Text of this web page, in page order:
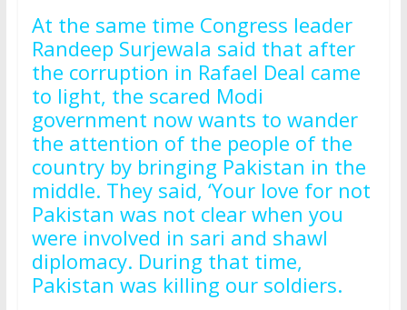
At the same time Congress leader
Randeep Surjewala said that after
the corruption in Rafael Deal came
to light, the scared Modi
government now wants to wander
the attention of the people of the
country by bringing Pakistan in the
middle. They said, ‘Your love for not
Pakistan was not clear when you
were involved in sari and shawl
diplomacy. During that time,
Pakistan was killing our soldiers.